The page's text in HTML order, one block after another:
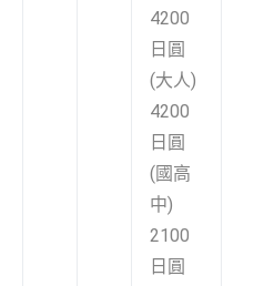
4200
日圓
(大人)
4200
日圓
(國高
中)
2100
日圓